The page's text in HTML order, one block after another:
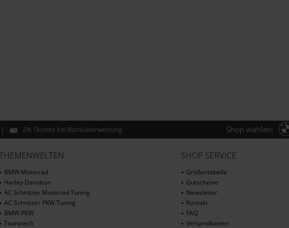
2% Skonto bei Banküberweisung Shop wählen:
BMW Motorrad
Harley Davidson
AC Schnitzer Motorrad Tuning
AC Schnitzer PKW Tuning
BMW PKW
Touratech
SHOP SERVICE
Größentabelle
Gutscheine
Newsletter
Kontakt
FAQ
Versandkosten